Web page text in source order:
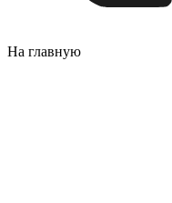
На главную